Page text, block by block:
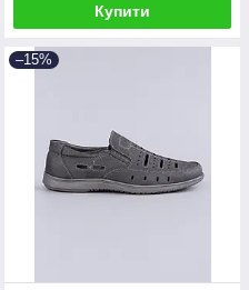
Купити
–15%